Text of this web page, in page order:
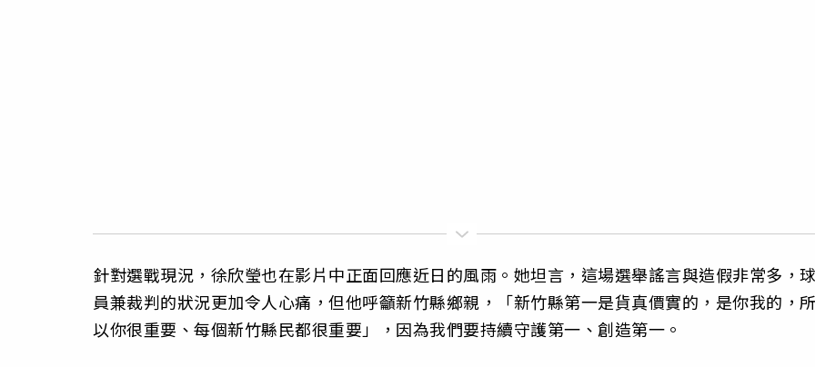
針對選戰現況，徐欣瑩也在影片中正面回應近日的風雨。她坦言，這場選舉謠言與造假非常多，
員兼裁判的狀況更加令人心痛，但他呼籲新竹縣鄉親，「新竹縣第一是貨真價實的，是你我的，
以你很重要、每個新竹縣民都很重要」，因為我們要持續守護第一、創造第一。